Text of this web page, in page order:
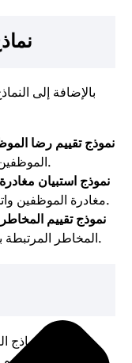
بالإضافة إلى
نموذج تقييم رضا
الموظفين عن بيئة العمل وسياسات الشركة.
نموذج استبيان
مغادرة الموظفين واتخاذ إجراءات لتحسين الاحتفاظ بهم.
نموذج تقييم
المخاطر المرتبطة بالوظائف واتخاذ إجراءات للحد منها.
تمثل نماذج